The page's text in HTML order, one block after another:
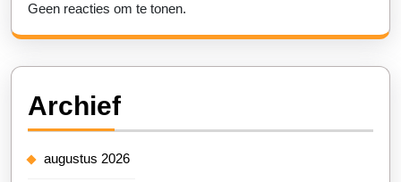
Geen reacties om te tonen.
Archief
augustus 2026